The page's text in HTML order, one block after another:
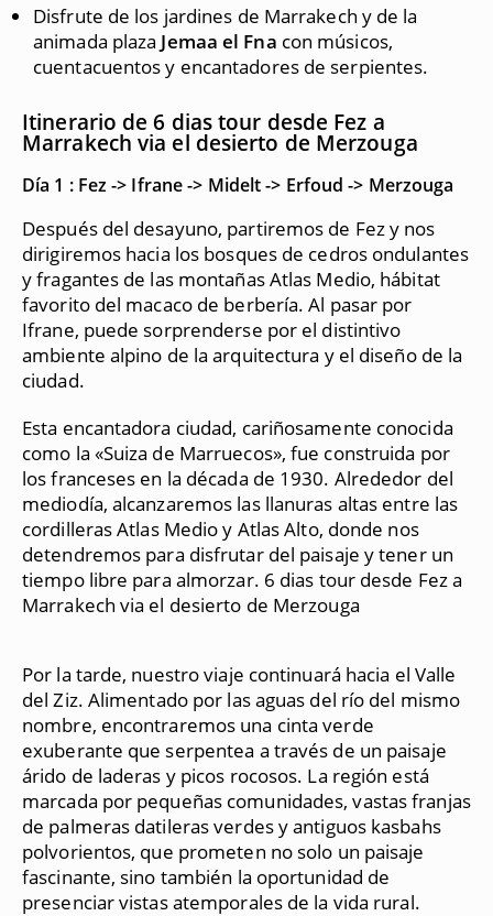
Disfrute de los jardines de Marrakech y de la
animada plaza Jemaa el Fna con músicos,
cuentacuentos y encantadores de serpientes.
Itinerario de 6 dias tour desde Fez a
Marrakech via el desierto de Merzouga
Día 1 : Fez -> Ifrane -> Midelt -> Erfoud -> Merzouga
Después del desayuno, partiremos de Fez y nos
dirigiremos hacia los bosques de cedros ondulantes
y fragantes de las montañas Atlas Medio, hábitat
favorito del macaco de berbería. Al pasar por
Ifrane, puede sorprenderse por el distintivo
ambiente alpino de la arquitectura y el diseño de la
ciudad.
Esta encantadora ciudad, cariñosamente conocida
como la «Suiza de Marruecos», fue construida por
los franceses en la década de 1930. Alrededor del
mediodía, alcanzaremos las llanuras altas entre las
cordilleras Atlas Medio y Atlas Alto, donde nos
detendremos para disfrutar del paisaje y tener un
tiempo libre para almorzar. 6 dias tour desde Fez a
Marrakech via el desierto de Merzouga
Por la tarde, nuestro viaje continuará hacia el Valle
del Ziz. Alimentado por las aguas del río del mismo
nombre, encontraremos una cinta verde
exuberante que serpentea a través de un paisaje
árido de laderas y picos rocosos. La región está
marcada por pequeñas comunidades, vastas franjas
de palmeras datileras verdes y antiguos kasbahs
polvorientos, que prometen no solo un paisaje
fascinante, sino también la oportunidad de
presenciar vistas atemporales de la vida rural.